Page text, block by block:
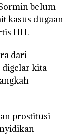
belum
kasus dugaan
HH.
dari
digelar kita
prostitusi